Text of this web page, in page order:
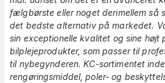
fælgbørste eller noget derimellem så
det bedste alternativ på markedet.
sin exceptionelle kvalitet og sine højt
bilplejeprodukter, som passer til
til nybegynderen. KC-sortimentet
rengøringsmiddel, poler- og